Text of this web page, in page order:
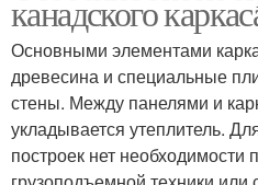
канадского
Основными элементами
древесина и специальные
стены. Между панелями и
укладывается утеплитель.
построек нет необходимости